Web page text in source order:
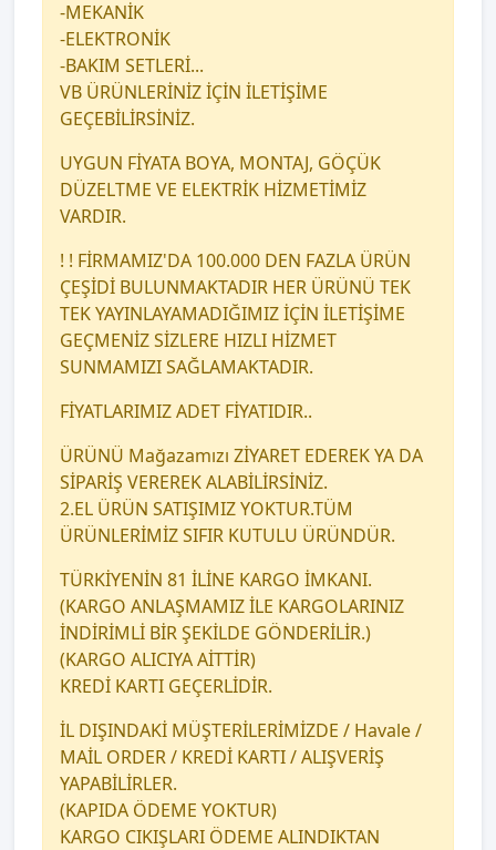
-MEKANİK
-ELEKTRONİK
-BAKIM SETLERİ...
VB ÜRÜNLERİNİZ İÇİN İLETİŞİME
GEÇEBİLİRSİNİZ.
UYGUN FİYATA BOYA, MONTAJ, GÖÇÜK
DÜZELTME VE ELEKTRİK HİZMETİMİZ
VARDIR.
! ! FİRMAMIZ'DA 100.000 DEN FAZLA ÜRÜN
ÇEŞİDİ BULUNMAKTADIR HER ÜRÜNÜ TEK
TEK YAYINLAYAMADIĞIMIZ İÇİN İLETİŞİME
GEÇMENİZ SİZLERE HIZLI HİZMET
SUNMAMIZI SAĞLAMAKTADIR.
FİYATLARIMIZ ADET FİYATIDIR..
ÜRÜNÜ Mağazamızı ZİYARET EDEREK YA DA
SİPARİŞ VEREREK ALABİLİRSİNİZ.
2.EL ÜRÜN SATIŞIMIZ YOKTUR.TÜM
ÜRÜNLERİMİZ SIFIR KUTULU ÜRÜNDÜR.
TÜRKİYENİN 81 İLİNE KARGO İMKANI.
(KARGO ANLAŞMAMIZ İLE KARGOLARINIZ
İNDİRİMLİ BİR ŞEKİLDE GÖNDERİLİR.)
(KARGO ALICIYA AİTTİR)
KREDİ KARTI GEÇERLİDİR.
İL DIŞINDAKİ MÜŞTERİLERİMİZDE / Havale /
MAİL ORDER / KREDİ KARTI / ALIŞVERİŞ
YAPABİLİRLER.
(KAPIDA ÖDEME YOKTUR)
KARGO CIKIŞLARI ÖDEME ALINDIKTAN